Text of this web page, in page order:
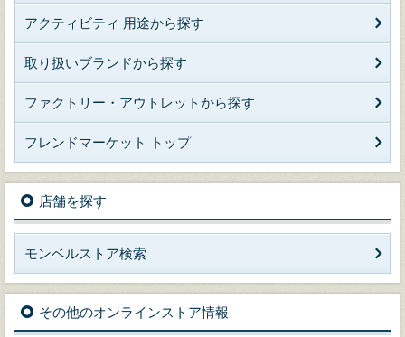
アクティビティ 用途から探す
取り扱いブランドから探す
ファクトリー・アウトレットから探す
フレンドマーケット トップ
店舗を探す
モンベルストア検索
その他のオンラインストア情報